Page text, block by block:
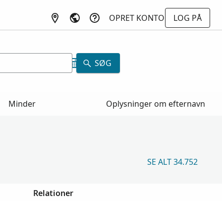
OPRET KONTO
LOG PÅ
SØG
Minder Oplysninger om efternavn
SE ALT 34.752
Relationer